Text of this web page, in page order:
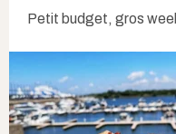
Petit budget, gros